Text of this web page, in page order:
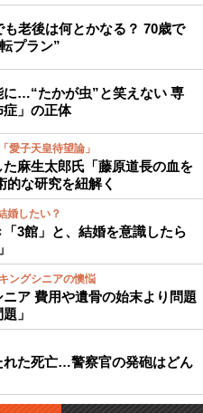
老後は何とかなる？ 70歳で
プラン”
に…“たかが虫”と笑えない 専
症」の正体
愛子天皇待望論」
麻生太郎氏「藤原道長の血を
的な研究を紐解く
婚したい？
3館」と、結婚を意識したら
ングシニアの懊悩
ニア 費用や遺骨の始末より問題
」
れた死亡…警察官の発砲はどん